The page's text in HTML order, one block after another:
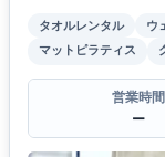
タオルレンタル ウ
マットピラティス
営業時間
ー